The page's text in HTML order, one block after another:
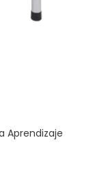
Aprendizaje